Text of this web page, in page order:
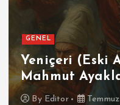
GENEL
Yeniçeri (Eski
Mahmut
By Editor